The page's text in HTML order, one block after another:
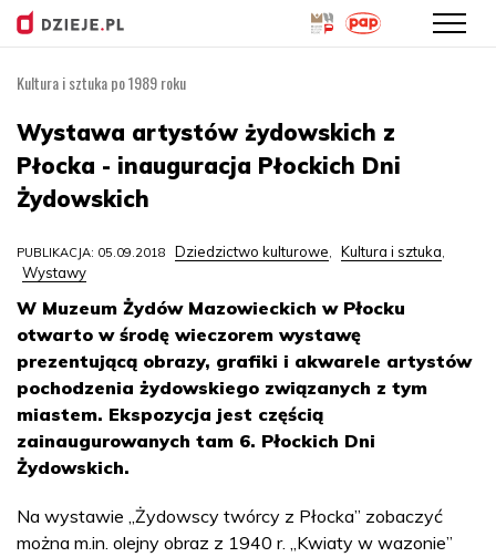
treści
Kultura i sztuka po 1989 roku
Wystawa artystów żydowskich z
Płocka - inauguracja Płockich Dni
Żydowskich
PUBLIKACJA: 05.09.2018 Dziedzictwo kulturowe, Kultura i sztuka,
Wystawy
W Muzeum Żydów Mazowieckich w Płocku
otwarto w środę wieczorem wystawę
prezentującą obrazy, grafiki i akwarele artystów
pochodzenia żydowskiego związanych z tym
miastem. Ekspozycja jest częścią
zainaugurowanych tam 6. Płockich Dni
Żydowskich.
Na wystawie „Żydowscy twórcy z Płocka” zobaczyć
można m.in. olejny obraz z 1940 r. „Kwiaty w wazonie”